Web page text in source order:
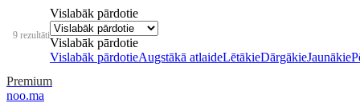
9 rezultāti
Vislabāk pārdotie
Vislabāk pārdotie
Vislabāk pārdotieAugstākā atlaideLētākieDārgākieJaunākie
Premium
noo.ma